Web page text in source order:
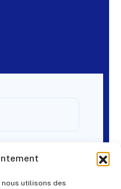
utilisons des